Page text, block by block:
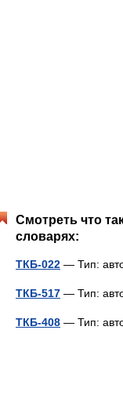
Смотреть что
словарях:
ТКБ-022 — Тип:
ТКБ-517 — Тип:
ТКБ-408 — Тип: